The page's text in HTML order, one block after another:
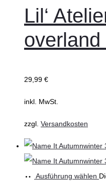
Lil‘
overland
29,99 €
inkl. MwSt.
zzgl. Versandkosten
Ausführung wählen